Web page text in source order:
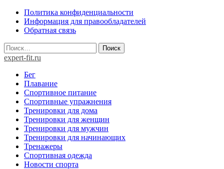
Skip
content
Политика конфиденциальности
Информация для правообладателей
Обратная связь
Найти:
expert-fit.ru
Бег
Плавание
Спортивное питание
Спортивные упражнения
Тренировки для дома
Тренировки для женщин
Тренировки для мужчин
Тренировки для начинающих
Тренажеры
Спортивная одежда
Новости спорта